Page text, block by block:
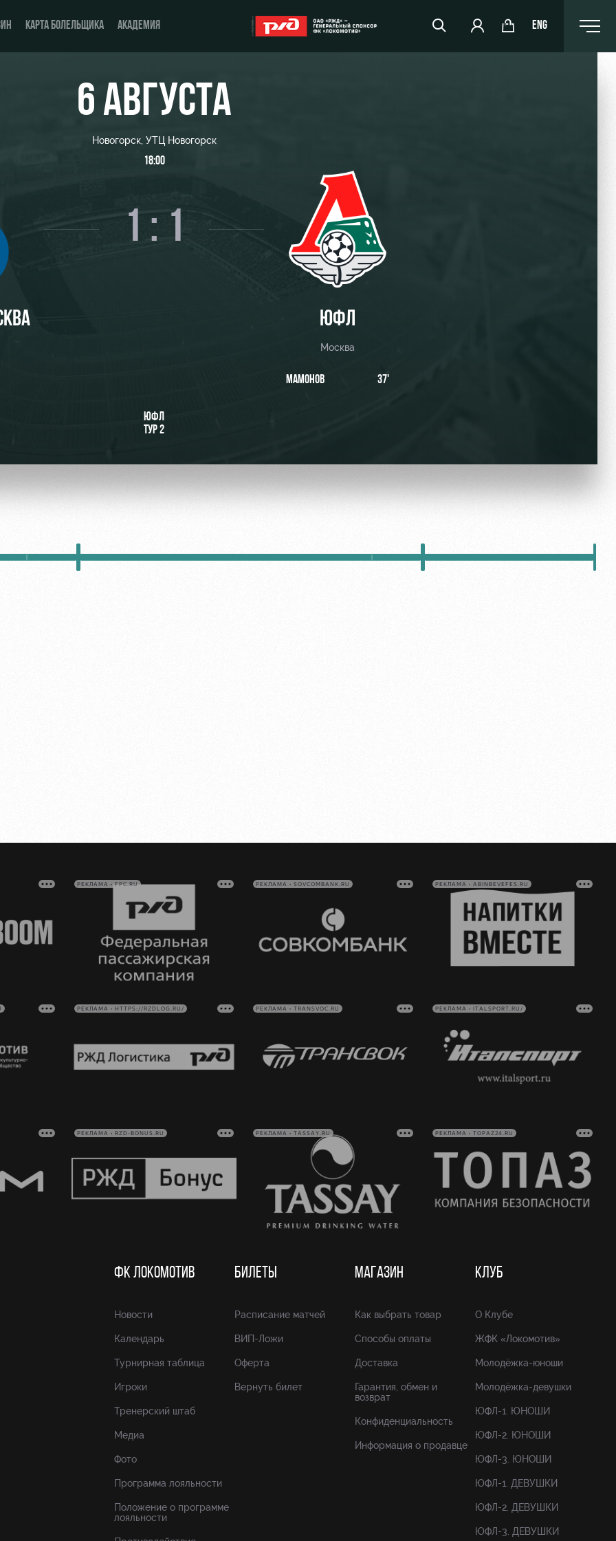
КАРТА БОЛЕЛЬЩИКА АКАДЕМИЯ ENG
Аренда площадей
Ледовый дворец
Занятия спортом
МГН
6 АВГУСТА
Новогорск, УТЦ Новогорск
18:00
1 : 1
ЮФЛ
Москва
МАМОНОВ 37'
ЮФЛ
ТУР 2
РЕКЛАМА • FPC.RU РЕКЛАМА • SOVCOMBANK.RU РЕКЛАМА • ABINBEVEFES.RU
РЕКЛАМА • HTTPS://RZDLOG.RU/ РЕКЛАМА • TRANSVOC.RU РЕКЛАМА • ITALSPORT.RU/
РЕКЛАМА • RZD-BONUS.RU РЕКЛАМА • TASSAY.RU РЕКЛАМА • TOPAZ24.RU
ФК ЛОКОМОТИВ
Новости
Календарь
Турнирная таблица
Игроки
Тренерский штаб
Медиа
Фото
Программа лояльности
Положение о программе
лояльности
БИЛЕТЫ
Расписание матчей
ВИП-Ложи
Оферта
Вернуть билет
МАГАЗИН
Как выбрать товар
Способы оплаты
Доставка
Гарантия, обмен и
возврат
Конфиденциальность
Информация о продавце
КЛУБ
О Клубе
ЖФК «Локомотив»
Молодёжка-юноши
Молодёжка-девушки
ЮФЛ-1. ЮНОШИ
ЮФЛ-2. ЮНОШИ
ЮФЛ-3. ЮНОШИ
ЮФЛ-1. ДЕВУШКИ
ЮФЛ-2. ДЕВУШКИ
ЮФЛ-3. ДЕВУШКИ